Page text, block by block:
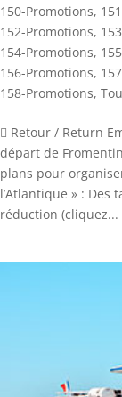
150-Promotions,
152-Promotions,
154-Promotions,
156-Promotions,
158-Promotions,
 Retour / Return
départ de
plans pour
l’Atlantique » : Des
réduction (cliquez...